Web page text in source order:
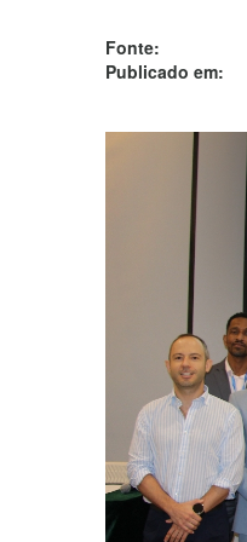
Fonte:
Publicado em: